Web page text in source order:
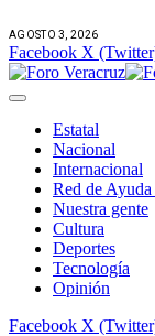
AGOSTO 3, 2026
Facebook X
Estatal
Nacional
Internacional
Red de
Nuestra gente
Cultura
Deportes
Tecnología
Opinión
Facebook X